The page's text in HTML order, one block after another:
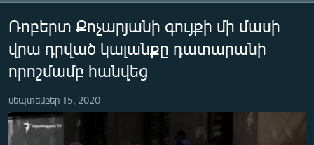
հիմնական
մենյուին
ՈրոնումԸՆՏՐՈՒԹՅՈՒՆՆԵՐ 2026
ԻՐԱՎՈՒՆՔ
ՏՆՏԵՍՈՒԹՅՈՒՆ
ՂԱՐԱԲԱՂ
Ռոբերտ Քոչարյանի գույքի մի մասի
վրա դրված կալանքը դատարանի
որոշմամբ հանվեց
սեպտեմբեր 15, 2020